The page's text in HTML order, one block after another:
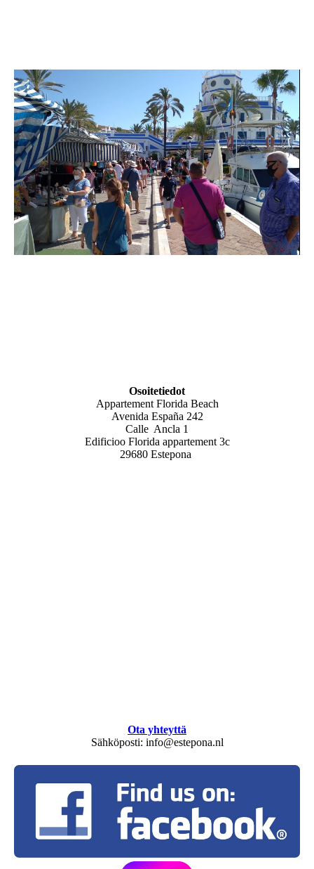
Osoitetiedot
Appartement Florida Beach
Avenida España 242
Calle Ancla 1
Edificioo Florida appartement 3c
29680 Estepona
Ota yhteyttä
Sähköposti: info@estepona.nl